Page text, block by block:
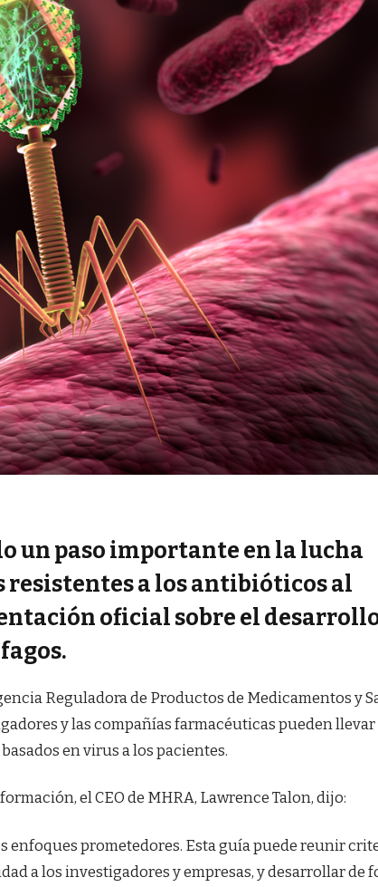
un paso importante en la lucha
resistentes a los antibióticos al
oficial sobre el
Reguladora de Productos de Medicamentos y
y las compañías farmacéuticas pueden llevar
​​en virus a los pacientes.
el CEO de MHRA, Lawrence Talon, dijo:
enfoques prometedores. Esta guía puede reunir
a los investigadores y empresas, y desarrollar de